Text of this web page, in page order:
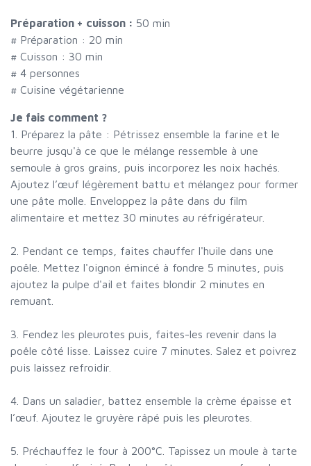
Préparation + cuisson : 50 min
# Préparation : 20 min
# Cuisson : 30 min
# 4 personnes
# Cuisine végétarienne
Je fais comment ?
1. Préparez la pâte : Pétrissez ensemble la farine et le
beurre jusqu'à ce que le mélange ressemble à une
semoule à gros grains, puis incorporez les noix hachés.
Ajoutez l’œuf légèrement battu et mélangez pour former
une pâte molle. Enveloppez la pâte dans du film
alimentaire et mettez 30 minutes au réfrigérateur.
2. Pendant ce temps, faites chauffer l'huile dans une
poêle. Mettez l'oignon émincé à fondre 5 minutes, puis
ajoutez la pulpe d'ail et faites blondir 2 minutes en
remuant.
3. Fendez les pleurotes puis, faites-les revenir dans la
poêle côté lisse. Laissez cuire 7 minutes. Salez et poivrez
puis laissez refroidir.
4. Dans un saladier, battez ensemble la crème épaisse et
l’œuf. Ajoutez le gruyère râpé puis les pleurotes.
5. Préchauffez le four à 200°C. Tapissez un moule à tarte